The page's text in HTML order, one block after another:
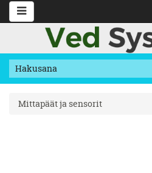
Mittapäät ja sensorit